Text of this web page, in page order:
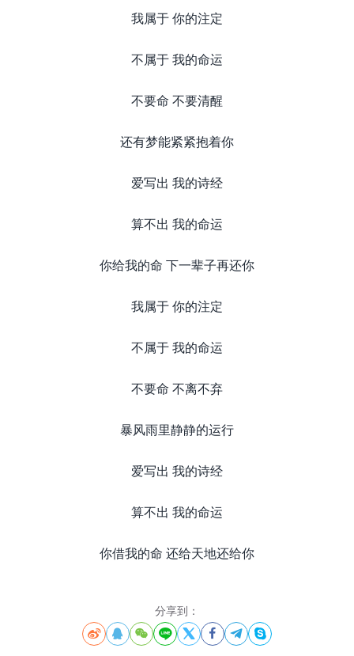
我属于 你的注定
不属于 我的命运
不要命 不要清醒
还有梦能紧紧抱着你
爱写出 我的诗经
算不出 我的命运
你给我的命 下一辈子再还你
我属于 你的注定
不属于 我的命运
不要命 不离不弃
暴风雨里静静的运行
爱写出 我的诗经
算不出 我的命运
你借我的命 还给天地还给你
分享到：
       